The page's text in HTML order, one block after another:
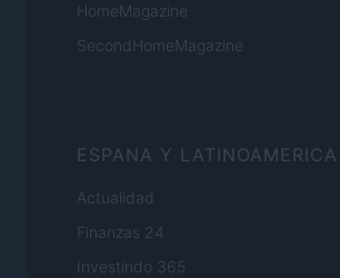
HomeMagazine
SecondHomeMagazine
ESPANA Y LATINOAMERICA
Actualidad
Finanzas 24
Investindo 365